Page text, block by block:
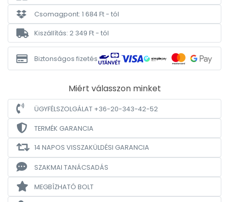
Csomagpont: 1 684 Ft - tól
Kiszállítás: 2 349 Ft - tól
Biztonságos fizetés
Miért válasszon minket
ÜGYFÉLSZOLGÁLAT +36-20-343-42-52
TERMÉK GARANCIA
14 NAPOS VISSZAKÜLDÉSI GARANCIA
SZAKMAI TANÁCSADÁS
MEGBÍZHATÓ BOLT